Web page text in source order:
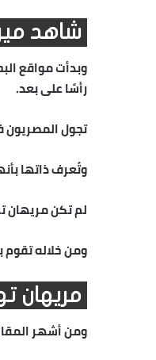
شاهد
وبدأت مواقع
رأسًا على بعد.
تجول المصريون
وتُعرف ذاتها
لم تكن مريهان
ومن خلاله تقوم
مريهان
ومن أشهر